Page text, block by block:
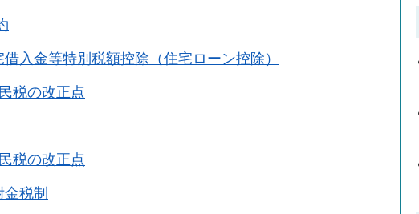
入金等特別税額控除（住宅ローン控除）
税の改正点
税の改正点
税制